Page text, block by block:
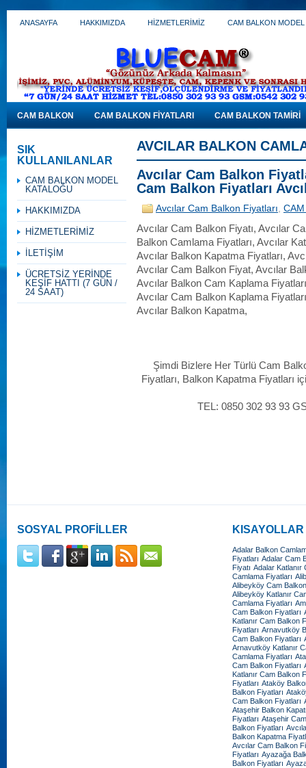
ANASAYFA HAKKIMIZDA HİZMETLERİMİZ CAM BALKON
CAM BALKON CAM BALKON FİYATLARI CAM BALKON TAMİRİ
AVCILAR BALKON
Avcılar Cam Balkon
Cam Balkon Fiyatları
Avcılar Cam Balkon Fiyatları,
Avcılar Cam Balkon Fiyatı, Avcılar
Balkon Camlama Fiyatları, Avcılar
Avcılar Balkon Kapatma Fiyatları,
Avcılar Cam Balkon Fiyat, Avcılar
Avcılar Balkon Cam Kaplama
Avcılar Cam Balkon Kaplama
Avcılar Balkon Kapatma,
Şimdi Bizlere Her Türlü Cam
Fiyatları, Balkon Kapatma Fiyatları
TEL: 0850 302 93 93
SIK
KULLANILANLAR
CAM BALKON MODEL
KATALOĞU
HAKKIMIZDA
HİZMETLERİMİZ
İLETİŞİM
ÜCRETSİZ YERİNDE
KEŞİF HATTI (7 GÜN /
24 SAAT)
SOSYAL PROFİLLER KISAYOLLAR
Adalar Balkon
Fiyatları Adalar Cam
Fiyatı Adalar Katlanır
Camlama Fiyatları
Alibeyköy Cam
Alibeyköy Katlanır
Camlama Fiyatları
Cam Balkon Fiyatları
Katlanır Cam Balkon
Fiyatları Arnavutköy
Cam Balkon Fiyatları
Arnavutköy Katlanır
Camlama Fiyatları
Cam Balkon Fiyatları
Katlanır Cam Balkon
Fiyatları Ataköy
Balkon Fiyatları
Cam Balkon Fiyatları
Ataşehir Balkon
Fiyatları Ataşehir
Balkon Fiyatları
Balkon Kapatma
Avcılar Cam Balkon
Fiyatları Ayazağa
Balkon Fiyatları